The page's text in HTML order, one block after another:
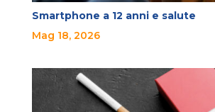
Smartphone a 12 anni e salute
Mag 18, 2026